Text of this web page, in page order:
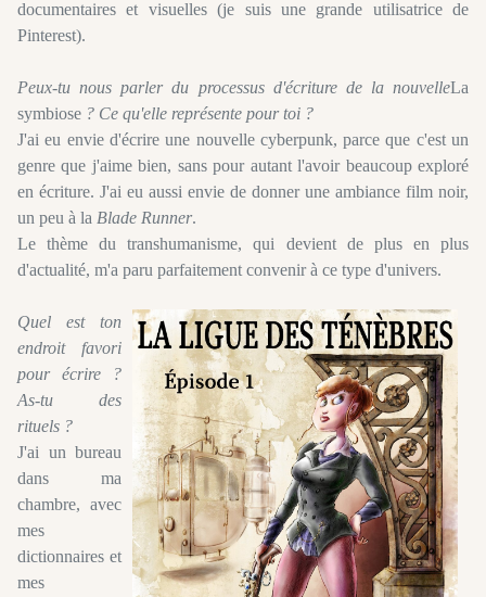
documentaires et visuelles (je suis une grande utilisatrice de
Pinterest).
Peux-tu nous parler du processus d'écriture de la nouvelleLa
symbiose ? Ce qu'elle représente pour toi ?
J'ai eu envie d'écrire une nouvelle cyberpunk, parce que c'est un
genre que j'aime bien, sans pour autant l'avoir beaucoup exploré
en écriture. J'ai eu aussi envie de donner une ambiance film noir,
un peu à la Blade Runner.
Le thème du transhumanisme, qui devient de plus en plus
d'actualité, m'a paru parfaitement convenir à ce type d'univers.
Quel est ton
endroit favori
pour écrire ?
As-tu des
rituels ?
J'ai un bureau
dans ma
chambre, avec
mes
dictionnaires et
mes